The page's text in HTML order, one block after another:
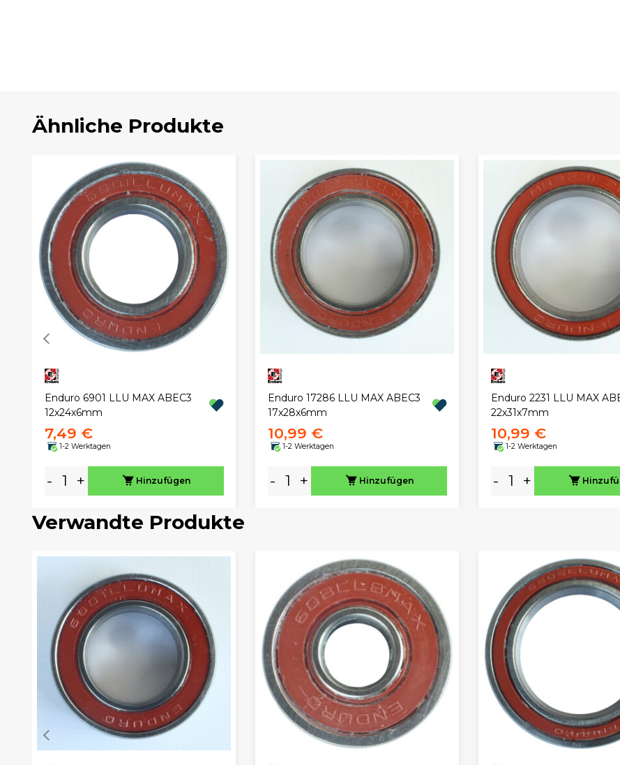
Ähnliche Produkte
Enduro 6901 LLU MAX ABEC3
12x24x6mm
7,49 €
1-2 Werktagen
- + Hinzufügen
Enduro 17286 LLU MAX ABEC3
17x28x6mm
10,99 €
1-2 Werktagen
- + Hinzufügen
Enduro 2231 LLU MAX
22x31x7mm
10,99 €
1-2 Werktagen
- +
Verwandte Produkte